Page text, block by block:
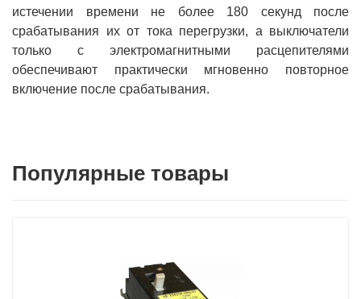
истечении времени не более 180 секунд после
срабатывания их от тока перегрузки, а выключатели
только с электромагнитными расцепителями
обеспечивают практически мгновенно повторное
включение после срабатывания.
Популярные товары